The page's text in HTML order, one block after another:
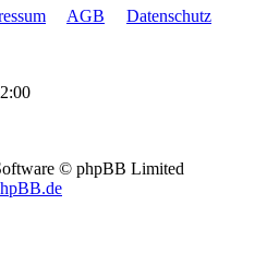
AGB
Datenschutz
© phpBB Limited